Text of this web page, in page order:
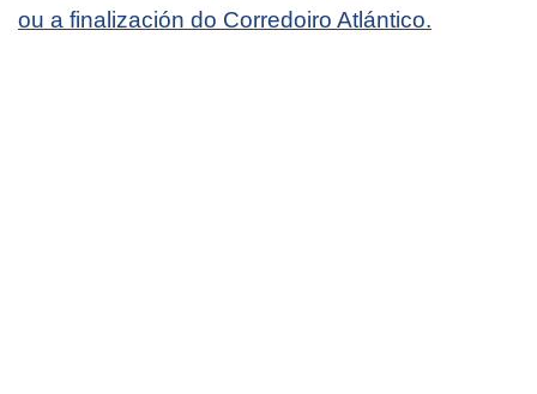
ou a finalización do Corredoiro Atlántico.